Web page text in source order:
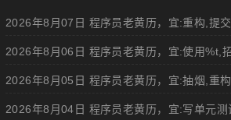
2026年8月05日 程序员老黄历，宜:抽烟,重构